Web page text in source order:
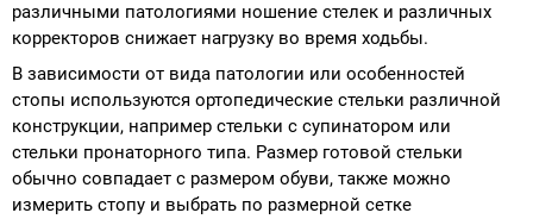
различными патологиями ношение стелек и различных
корректоров снижает нагрузку во время ходьбы.
В зависимости от вида патологии или особенностей
стопы используются ортопедические стельки различной
конструкции, например стельки с супинатором или
стельки пронаторного типа. Размер готовой стельки
обычно совпадает с размером обуви, также можно
измерить стопу и выбрать по размерной сетке